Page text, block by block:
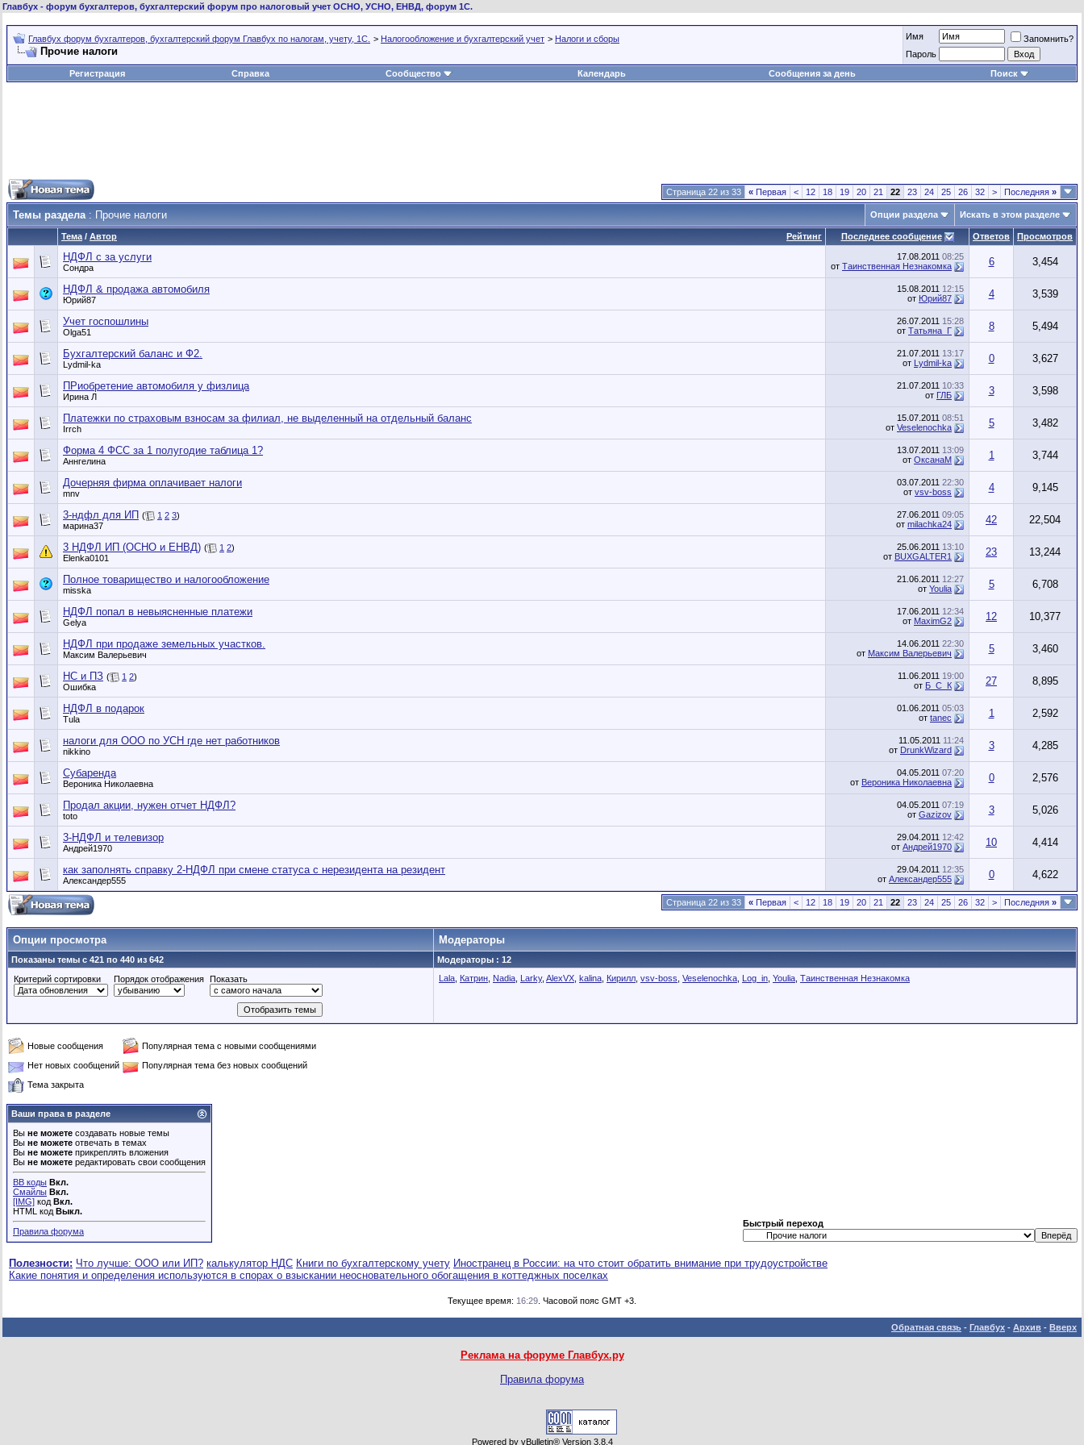
Главбух - форум бухгалтеров, бухгалтерский форум про налоговый учет ОСНО, УСНО, ЕНВД, форум 1С.
Главбух форум бухгалтеров, бухгалтерский форум Главбух по налогам, учету, 1С. > Налогообложение и бухгалтерский учет > Налоги и сборы
Прочие налоги
Имя
Запомнить?
Пароль
Регистрация
Справка Сообщество Календарь Сообщения за день Поиск
Страница 22 из 33 « Первая < 12 18 19 20 21 22 23 24 25 26 32 > Последняя »
Темы раздела: Прочие налоги Опции раздела Искать в этом разделе
Рейтинг
Тема / Автор Последнее сообщение Ответов Просмотров
НДФЛ с за услуги
Сондра
17.08.2011 08:25
от Таинственная Незнакомка 6 3,454
НДФЛ & продажа автомобиля
Юрий87
15.08.2011 12:15
от Юрий87 4 3,539
Учет госпошлины
Olga51
26.07.2011 15:28
от Татьяна_Г 8 5,494
Бухгалтерский баланс и Ф2.
Lydmil-ka
21.07.2011 13:17
от Lydmil-ka 0 3,627
ПРиобретение автомобиля у физлица
Ирина Л
21.07.2011 10:33
от ГЛБ 3 3,598
Платежки по страховым взносам за филиал, не выделенный на отдельный баланс
Irrch
15.07.2011 08:51
от Veselenochka 5 3,482
Форма 4 ФСС за 1 полугодие таблица 1?
Аннгелина
13.07.2011 13:09
от ОксанаМ 1 3,744
Дочерняя фирма оплачивает налоги
mnv
03.07.2011 22:30
от vsv-boss 4 9,145
3-ндфл для ИП ( 1 2 3)
марина37
27.06.2011 09:05
от milachka24 42 22,504
3 НДФЛ ИП (ОСНО и ЕНВД) ( 1 2)
Elenka0101
25.06.2011 13:10
от BUXGALTER1 23 13,244
Полное товарищество и налогообложение
misska
21.06.2011 12:27
от Youlia 5 6,708
НДФЛ попал в невыясненные платежи
Gelya
17.06.2011 12:34
от MaximG2 12 10,377
НДФЛ при продаже земельных участков.
Максим Валерьевич
14.06.2011 22:30
от Максим Валерьевич 5 3,460
НС и ПЗ ( 1 2)
Ошибка
11.06.2011 19:00
от Б_С_К 27 8,895
НДФЛ в подарок
Tula
01.06.2011 05:03
от tanec 1 2,592
налоги для ООО по УСН где нет работников
nikkino
11.05.2011 11:24
от DrunkWizard 3 4,285
Субаренда
Вероника Николаевна
04.05.2011 07:20
от Вероника Николаевна 0 2,576
Продал акции, нужен отчет НДФЛ?
toto
04.05.2011 07:19
от Gazizov 3 5,026
3-НДФЛ и телевизор
Андрей1970
29.04.2011 12:42
от Андрей1970 10 4,414
как заполнять справку 2-НДФЛ при смене статуса с нерезидента на резидент
Александер555
29.04.2011 12:35
от Александер555 0 4,622
Страница 22 из 33 « Первая < 12 18 19 20 21 22 23 24 25 26 32 > Последняя »
Опции просмотра Модераторы
Показаны темы с 421 по 440 из 642
Модераторы : 12
Критерий сортировки
Порядок отображения Показать Lala Катрин Nadia Larky, AlexVX kalina Кирилл vsv-boss Veselenochka Log_in Youlia Таинственная Незнакомка
Новые сообщения
Популярная тема с новыми сообщениями
Нет новых сообщений
Популярная тема без новых сообщений
Тема закрыта
Ваши права в разделе
Вы не можете создавать новые темы
Вы не можете отвечать в темах
Вы не можете прикреплять вложения
Вы не можете редактировать свои сообщения
BB коды Вкл.
Смайлы Вкл.
[IMG] код Вкл.
HTML код Выкл.
Правила форума
Быстрый переход
Полезности: Что лучше: ООО или ИП? калькулятор НДС Книги по бухгалтерскому учету Иностранец в России: на что стоит обратить внимание при трудоустройстве
Какие понятия и определения используются в спорах о взыскании неосновательного обогащения в коттеджных поселках
Текущее время: 16:29 . Часовой пояс GMT +3.
Обратная связь - Главбух - Архив - Вверх
Реклама на форуме Главбух.ру
Правила форума
Powered by vBulletin® Version 3.8.4